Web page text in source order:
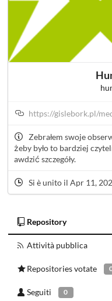
https://gislebork.pl/
Zebrałem swoje
żeby było to bardziej
awdzić szczegóły.
Si è unito il Apr 11,
Repository
Attività pubblica
Repositories votate
Seguiti 0